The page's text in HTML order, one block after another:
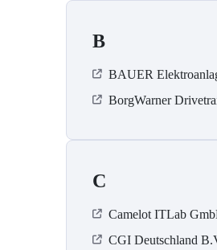
B
BAUER
BorgWarner
C
Camelot ITLab
CGI Deutschland